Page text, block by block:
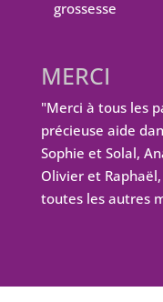
grossesse
MERCI
"Merci à tous les
précieuse aide
Sophie et Solal,
Olivier et
toutes les autres